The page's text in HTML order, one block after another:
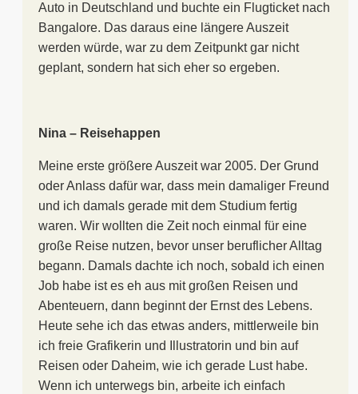
Auto in Deutschland und buchte ein Flugticket nach
Bangalore. Das daraus eine längere Auszeit
werden würde, war zu dem Zeitpunkt gar nicht
geplant, sondern hat sich eher so ergeben.
Nina – Reisehappen
Meine erste größere Auszeit war 2005. Der Grund
oder Anlass dafür war, dass mein damaliger Freund
und ich damals gerade mit dem Studium fertig
waren. Wir wollten die Zeit noch einmal für eine
große Reise nutzen, bevor unser beruflicher Alltag
begann. Damals dachte ich noch, sobald ich einen
Job habe ist es eh aus mit großen Reisen und
Abenteuern, dann beginnt der Ernst des Lebens.
Heute sehe ich das etwas anders, mittlerweile bin
ich freie Grafikerin und Illustratorin und bin auf
Reisen oder Daheim, wie ich gerade Lust habe.
Wenn ich unterwegs bin, arbeite ich einfach